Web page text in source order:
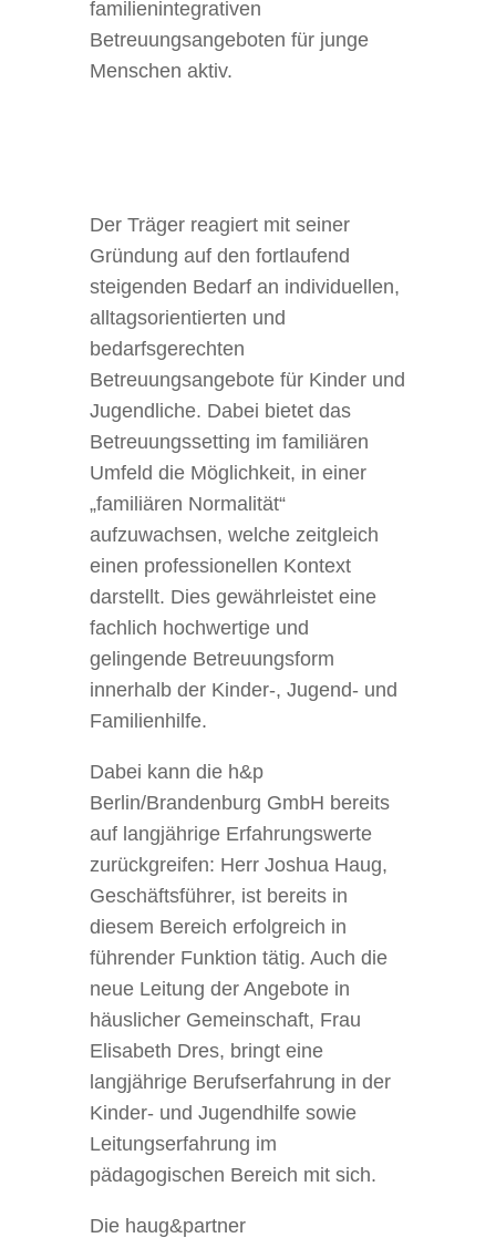
familienintegrativen
Betreuungsangeboten für junge
Menschen aktiv.
Der Träger reagiert mit seiner
Gründung auf den fortlaufend
steigenden Bedarf an individuellen,
alltagsorientierten und
bedarfsgerechten
Betreuungsangebote für Kinder und
Jugendliche. Dabei bietet das
Betreuungssetting im familiären
Umfeld die Möglichkeit, in einer
„familiären Normalität“
aufzuwachsen, welche zeitgleich
einen professionellen Kontext
darstellt. Dies gewährleistet eine
fachlich hochwertige und
gelingende Betreuungsform
innerhalb der Kinder-, Jugend- und
Familienhilfe.
Dabei kann die h&p
Berlin/Brandenburg GmbH bereits
auf langjährige Erfahrungswerte
zurückgreifen: Herr Joshua Haug,
Geschäftsführer, ist bereits in
diesem Bereich erfolgreich in
führender Funktion tätig. Auch die
neue Leitung der Angebote in
häuslicher Gemeinschaft, Frau
Elisabeth Dres, bringt eine
langjährige Berufserfahrung in der
Kinder- und Jugendhilfe sowie
Leitungserfahrung im
pädagogischen Bereich mit sich.
Die haug&partner